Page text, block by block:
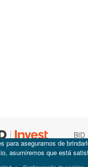
BID
para asegurarnos de
asumiremos que está